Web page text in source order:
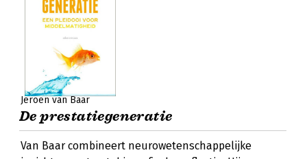
Jeroen van Baar
De prestatiegeneratie
Van Baar combineert neurowetenschappelijke